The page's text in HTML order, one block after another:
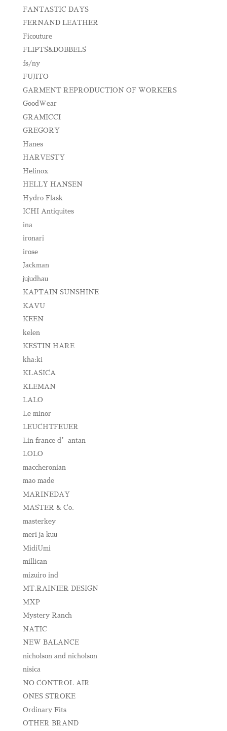
FANTASTIC DAYS
FERNAND LEATHER
Ficouture
FLIPTS&DOBBELS
fs/ny
FUJITO
GARMENT REPRODUCTION OF WORKERS
GoodWear
GRAMICCI
GREGORY
Hanes
HARVESTY
Helinox
HELLY HANSEN
Hydro Flask
ICHI Antiquites
ina
ironari
irose
Jackman
jujudhau
KAPTAIN SUNSHINE
KAVU
KEEN
kelen
KESTIN HARE
kha:ki
KLASICA
KLEMAN
LALO
Le minor
LEUCHTFEUER
Lin france d’antan
LOLO
maccheronian
mao made
MARINEDAY
MASTER & Co.
masterkey
meri ja kuu
MidiUmi
millican
mizuiro ind
MT.RAINIER DESIGN
MXP
Mystery Ranch
NATIC
NEW BALANCE
nicholson and nicholson
nisica
NO CONTROL AIR
ONES STROKE
Ordinary Fits
OTHER BRAND